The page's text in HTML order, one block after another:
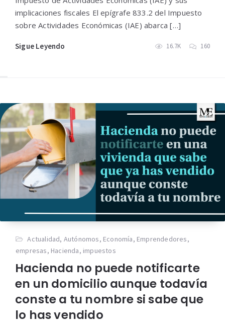
implicaciones fiscales El epígrafe 833.2 del Impuesto
sobre Actividades Económicas (IAE) abarca […]
Sigue Leyendo 16.7K 160
Actualidad, Autónomos, Economía, Emprendedores,
empresas, Hacienda, impuestos
Hacienda no puede notificarte
en un domicilio aunque todavía
conste a tu nombre si sabe que
lo has vendido